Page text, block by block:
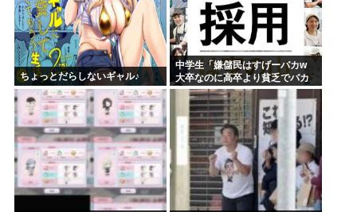
ちょっとだらしないギャル♪
中学生「嫌儲民はすげーバカw
大卒なのに高卒より貧乏でバカ
が多いw」エックスで一万いいね